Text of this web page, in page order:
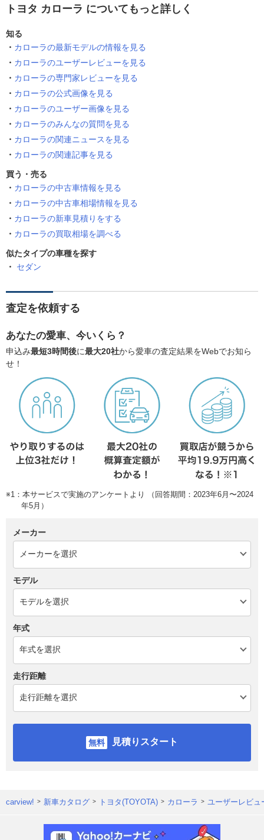
トヨタ カローラ についてもっと詳しく
知る
カローラの最新モデルの情報を見る
カローラのユーザーレビューを見る
カローラの専門家レビューを見る
カローラの公式画像を見る
カローラのユーザー画像を見る
カローラのみんなの質問を見る
カローラの関連ニュースを見る
カローラの関連記事を見る
買う・売る
カローラの中古車情報を見る
カローラの中古車相場情報を見る
カローラの新車見積りをする
カローラの買取相場を調べる
似たタイプの車種を探す
セダン
査定を依頼する
あなたの愛車、今いくら？
申込み最短3時間後に最大20社から愛車の査定結果をWebでお知ら
せ！
※1：本サービスで実施のアンケートより （回答期間：2023年6月〜2024
年5月）
メーカー
モデル
年式
走行距離
見積りスタート
carview! 新車カタログ トヨタ(TOYOTA) カローラ ユーザーレビュ